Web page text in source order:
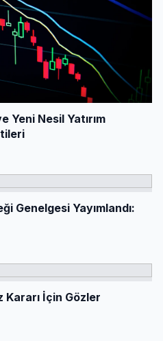
Yeni Nesil Yatırım
Genelgesi Yayımlandı:
Kararı İçin Gözler